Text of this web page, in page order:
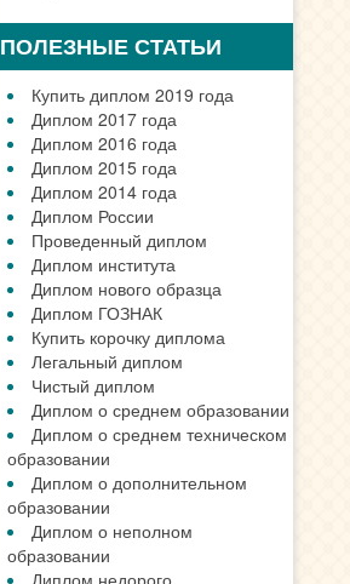
ПОЛЕЗНЫЕ СТАТЬИ
Купить диплом 2019 года
Диплом 2017 года
Диплом 2016 года
Диплом 2015 года
Диплом 2014 года
Диплом России
Проведенный диплом
Диплом института
Диплом нового образца
Диплом ГОЗНАК
Купить корочку диплома
Легальный диплом
Чистый диплом
Диплом о среднем образовании
Диплом о среднем техническом
образовании
Диплом о дополнительном
образовании
Диплом о неполном
образовании
Диплом недорого